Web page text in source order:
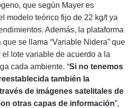
que según Mayer es
modelo teórico fijo de 22 kg/t ya
Además, la plataforma
se llama “Variable Nidera” que
lote variable de acuerdo a la
cada ambiente. “Si no tenemos
también la
de imágenes satelitales de
otras capas de información”,